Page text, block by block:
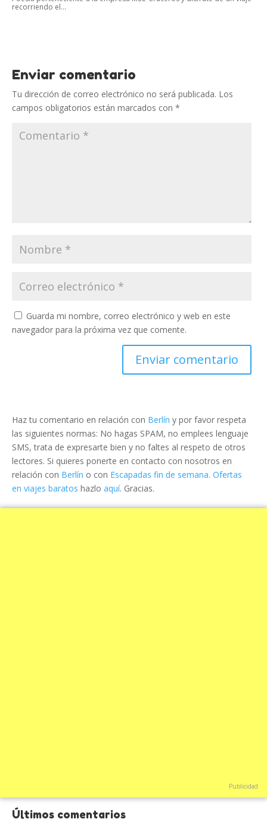
recorriendo el...
Enviar comentario
Tu dirección de correo electrónico no será publicada. Los
campos obligatorios están marcados con *
Guarda mi nombre, correo electrónico y web en este
navegador para la próxima vez que comente.
Haz tu comentario en relación con Berlín y por favor respeta
las siguientes normas: No hagas SPAM, no emplees lenguaje
SMS, trata de expresarte bien y no faltes al respeto de otros
lectores. Si quieres ponerte en contacto con nosotros en
relación con Berlín o con Escapadas fin de semana. Ofertas
en viajes baratos hazlo aquí. Gracias.
Publicidad
Últimos comentarios